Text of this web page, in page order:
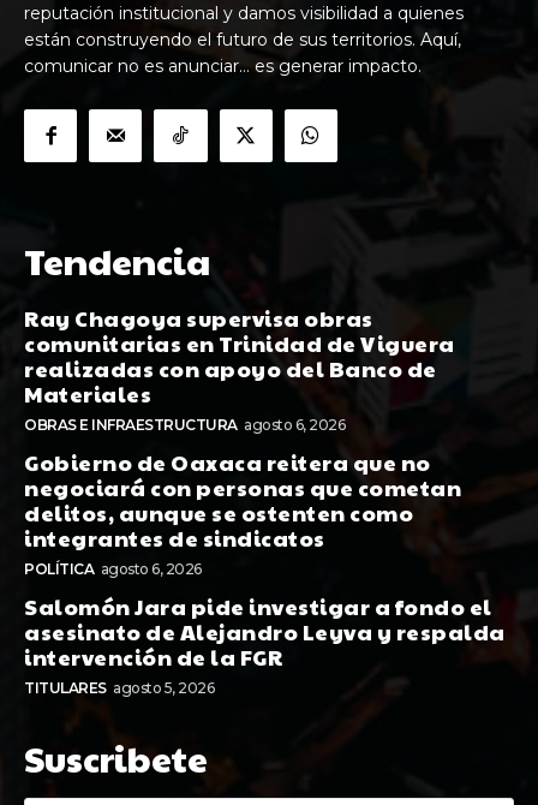
reputación institucional y damos visibilidad a quienes
están construyendo el futuro de sus territorios. Aquí,
comunicar no es anunciar… es generar impacto.
Tendencia
Ray Chagoya supervisa obras
comunitarias en Trinidad de Viguera
realizadas con apoyo del Banco de
Materiales
OBRAS E INFRAESTRUCTURA agosto 6, 2026
Gobierno de Oaxaca reitera que no
negociará con personas que cometan
delitos, aunque se ostenten como
integrantes de sindicatos
POLÍTICA agosto 6, 2026
Salomón Jara pide investigar a fondo el
asesinato de Alejandro Leyva y respalda
intervención de la FGR
TITULARES agosto 5, 2026
Suscribete